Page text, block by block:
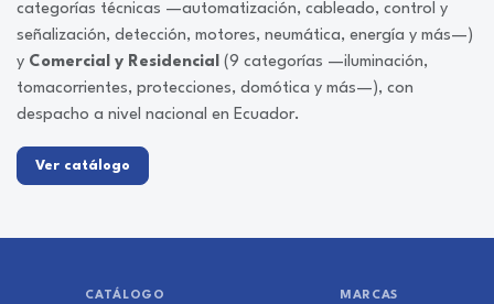
categorías técnicas —automatización, cableado, control y
señalización, detección, motores, neumática, energía y más—)
y Comercial y Residencial (9 categorías —iluminación,
tomacorrientes, protecciones, domótica y más—), con
despacho a nivel nacional en Ecuador.
Ver catálogo
CATÁLOGO MARCAS